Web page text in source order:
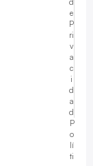
e
P
ri
v
a
c
i
d
a
d
P
o
lí
ti